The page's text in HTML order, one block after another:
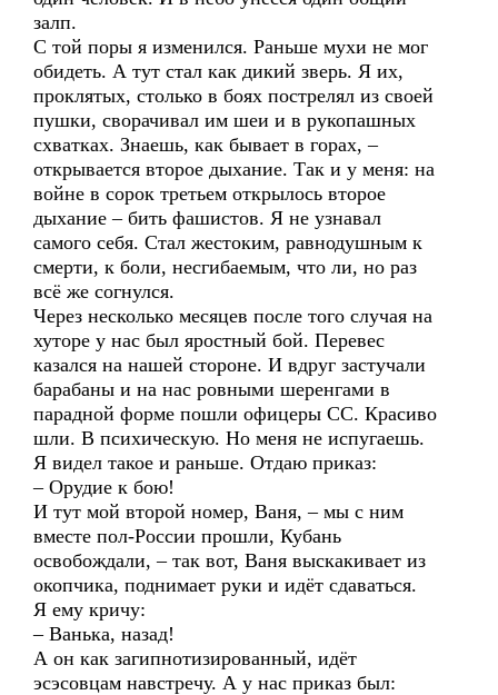
залп.
С той поры я изменился. Раньше мухи не мог
обидеть. А тут стал как дикий зверь. Я их,
проклятых, столько в боях пострелял из своей
пушки, сворачивал им шеи и в рукопашных
схватках. Знаешь, как бывает в горах, –
открывается второе дыхание. Так и у меня: на
войне в сорок третьем открылось второе
дыхание – бить фашистов. Я не узнавал
самого себя. Стал жестоким, равнодушным к
смерти, к боли, несгибаемым, что ли, но раз
всё же согнулся.
Через несколько месяцев после того случая на
хуторе у нас был яростный бой. Перевес
казался на нашей стороне. И вдруг застучали
барабаны и на нас ровными шеренгами в
парадной форме пошли офицеры СС. Красиво
шли. В психическую. Но меня не испугаешь.
Я видел такое и раньше. Отдаю приказ:
– Орудие к бою!
И тут мой второй номер, Ваня, – мы с ним
вместе пол-России прошли, Кубань
освобождали, – так вот, Ваня выскакивает из
окопчика, поднимает руки и идёт сдаваться.
Я ему кричу:
– Ванька, назад!
А он как загипнотизированный, идёт
эсэсовцам навстречу. А у нас приказ был: